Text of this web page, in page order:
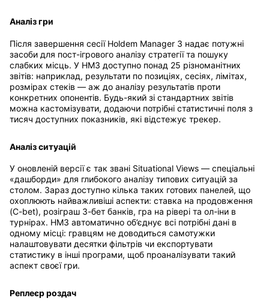
Аналіз гри
Після завершення сесії Holdem Manager 3 надає потужні
засоби для пост-ігрового аналізу стратегії та пошуку
слабких місць. У HM3 доступно понад 25 різноманітних
звітів: наприклад, результати по позиціях, сесіях, лімітах,
розмірах стеків — аж до аналізу результатів проти
конкретних опонентів. Будь-який зі стандартних звітів
можна кастомізувати, додаючи потрібні статистичні поля з
тисяч доступних показників, які відстежує трекер.
Аналіз ситуацій
У оновленій версії є так звані Situational Views — спеціальні
«дашборди» для глибокого аналізу типових ситуацій за
столом. Зараз доступно кілька таких готових панелей, що
охоплюють найважливіші аспекти: ставка на продовження
(C-bet), розіграш 3-бет банків, гра на рівері та ол-іни в
турнірах. HM3 автоматично об’єднує всі потрібні дані в
одному місці: гравцям не доводиться самотужки
налаштовувати десятки фільтрів чи експортувати
статистику в інші програми, щоб проаналізувати такий
аспект своєї гри.
Реплеєр роздач